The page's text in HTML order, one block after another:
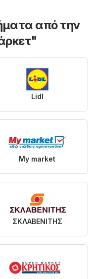
από την
Lidl
My market
ΣΚΛΑΒΕΝΙΤΗΣ